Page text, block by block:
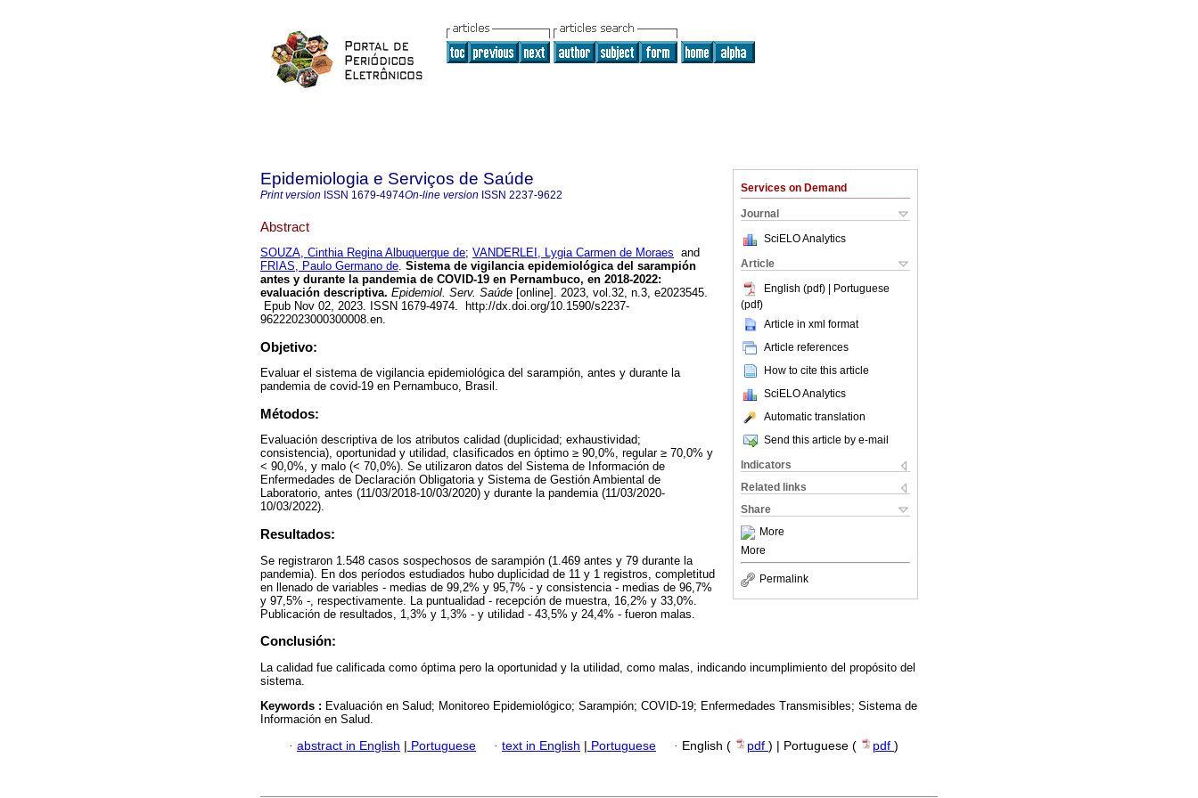
Services on Demand
Journal
SciELO Analytics
Article
English (pdf) | Portuguese
(pdf)
Article in xml format
Article references
How to cite this article
SciELO Analytics
Automatic translation
Send this article by e-mail
Indicators
Related links
Share
More
More
Permalink
Epidemiologia e Serviços de Saúde
Print version ISSN 1679-4974On-line version ISSN 2237-9622
Abstract
SOUZA, Cinthia Regina Albuquerque de; VANDERLEI, Lygia Carmen de Moraes and
FRIAS, Paulo Germano de. Sistema de vigilancia epidemiológica del sarampión
antes y durante la pandemia de COVID-19 en Pernambuco, en 2018-2022:
evaluación descriptiva. Epidemiol. Serv. Saúde [online]. 2023, vol.32, n.3, e2023545.
Epub Nov 02, 2023. ISSN 1679-4974. http://dx.doi.org/10.1590/s2237-
96222023000300008.en.
Objetivo:
Evaluar el sistema de vigilancia epidemiológica del sarampión, antes y durante la
pandemia de covid-19 en Pernambuco, Brasil.
Métodos:
Evaluación descriptiva de los atributos calidad (duplicidad; exhaustividad;
consistencia), oportunidad y utilidad, clasificados en óptimo ≥ 90,0%, regular ≥ 70,0% y
< 90,0%, y malo (< 70,0%). Se utilizaron datos del Sistema de Información de
Enfermedades de Declaración Obligatoria y Sistema de Gestión Ambiental de
Laboratorio, antes (11/03/2018-10/03/2020) y durante la pandemia (11/03/2020-
10/03/2022).
Resultados:
Se registraron 1.548 casos sospechosos de sarampión (1.469 antes y 79 durante la
pandemia). En dos períodos estudiados hubo duplicidad de 11 y 1 registros, completitud
en llenado de variables - medias de 99,2% y 95,7% - y consistencia - medias de 96,7%
y 97,5% -, respectivamente. La puntualidad - recepción de muestra, 16,2% y 33,0%.
Publicación de resultados, 1,3% y 1,3% - y utilidad - 43,5% y 24,4% - fueron malas.
Conclusión:
La calidad fue calificada como óptima pero la oportunidad y la utilidad, como malas, indicando incumplimiento del propósito del
sistema.
Keywords : Evaluación en Salud; Monitoreo Epidemiológico; Sarampión; COVID-19; Enfermedades Transmisibles; Sistema de
Información en Salud.
· abstract in English Portuguese · text in English Portuguese · English ( pdf ) | Portuguese ( pdf )